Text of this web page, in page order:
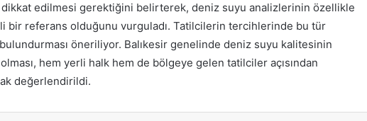
edilmesi gerektiğini belirterek, deniz suyu analizlerinin özellikle
bir referans olduğunu vurguladı. Tatilcilerin tercihlerinde bu tür
öneriliyor. Balıkesir genelinde deniz suyu kalitesinin
hem yerli halk hem de bölgeye gelen tatilciler açısından
değerlendirildi.